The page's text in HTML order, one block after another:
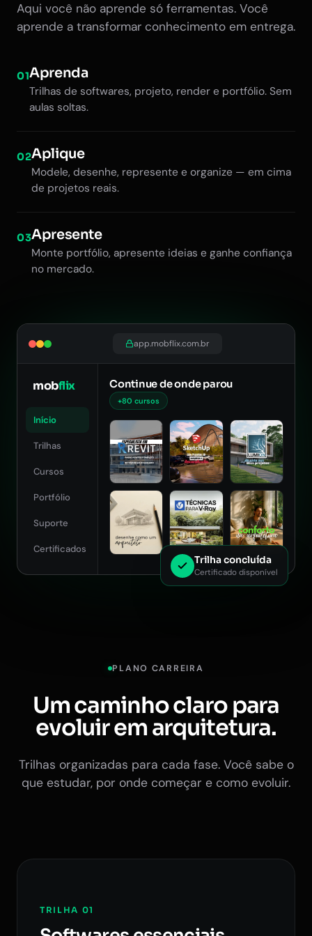
Aqui você não aprende só ferramentas. Você
aprende a transformar conhecimento em entrega.
01Aprenda
Trilhas de softwares, projeto, render e portfólio. Sem
aulas soltas.
02Aplique
Modele, desenhe, represente e organize — em cima
de projetos reais.
03Apresente
Monte portfólio, apresente ideias e ganhe confiança
no mercado.
app.mobflix.com.br
mobflix
Início
Trilhas
Cursos
Portfólio
Suporte
Certificados
Continue de onde parou
+80 cursos
Trilha concluída
Certificado disponível
PLANO CARREIRA
Um caminho claro para
evoluir em arquitetura.
Trilhas organizadas para cada fase. Você sabe o
que estudar, por onde começar e como evoluir.
TRILHA 01